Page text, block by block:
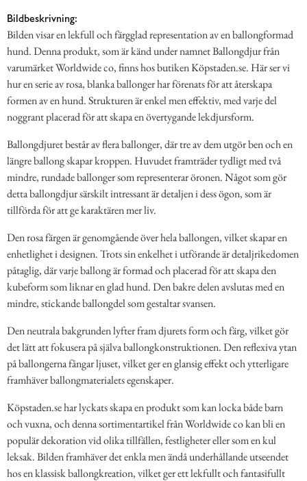
Bildbeskrivning:
Bilden visar en lekfull och färgglad representation av en ballongformad
hund. Denna produkt, som är känd under namnet Ballongdjur från
varumärket Worldwide co, finns hos butiken Köpstaden.se. Här ser vi
hur en serie av rosa, blanka ballonger har förenats för att återskapa
formen av en hund. Strukturen är enkel men effektiv, med varje del
noggrant placerad för att skapa en övertygande lekdjursform.
Ballongdjuret består av flera ballonger, där tre av dem utgör ben och en
längre ballong skapar kroppen. Huvudet framträder tydligt med två
mindre, rundade ballonger som representerar öronen. Något som gör
detta ballongdjur särskilt intressant är detaljen i dess ögon, som är
tillförda för att ge karaktären mer liv.
Den rosa färgen är genomgående över hela ballongen, vilket skapar en
enhetlighet i designen. Trots sin enkelhet i utförande är detaljrikedomen
påtaglig, där varje ballong är formad och placerad för att skapa den
kubeform som liknar en glad hund. Den bakre delen avslutas med en
mindre, stickande ballongdel som gestaltar svansen.
Den neutrala bakgrunden lyfter fram djurets form och färg, vilket gör
det lätt att fokusera på själva ballongkonstruktionen. Den reflexiva ytan
på ballongerna fångar ljuset, vilket ger en glansig effekt och ytterligare
framhäver ballongmaterialets egenskaper.
Köpstaden.se har lyckats skapa en produkt som kan locka både barn
och vuxna, och denna sortimentartikel från Worldwide co kan bli en
populär dekoration vid olika tillfällen, festligheter eller som en kul
leksak. Bilden framhäver det enkla men ändå underhållande utseendet
hos en klassisk ballongkreation, vilket ger ett lekfullt och fantasifullt